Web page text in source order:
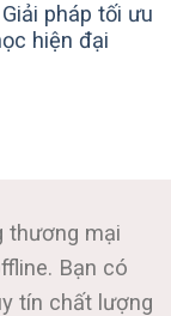
pháp tối ưu
hiện đại
thương mại
Bạn có
tín chất lượng